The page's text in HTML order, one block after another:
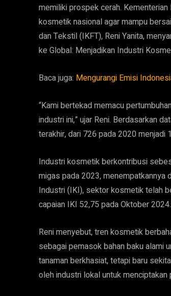
memiliki prospek cerah.
kosmetik nasional agar mampu
dan Tekstil (IKFT), Reni Yanita,
ke Global: Menjadikan Industri
Baca juga: Mengurangi Emisi
“Kami bertekad memacu
industri ini,” ujar Reni. Berdasarkan
terakhir, dari 726 pada 2020 menjadi
Industri kosmetik berkontribusi
migas pada 2023, menempatkannya
Industri (IKI), sektor kosmetik telah
capaian IKI 52,75 pada Oktober 2024.
Reni menyebut, tren kosmetik
sebagai pemasok bahan baku alami
tanaman berkhasiat, tetapi baru
oleh industri lokal untuk menciptakan